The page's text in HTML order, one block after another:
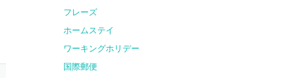
フレーズ
ホームステイ
ワーキングホリデー
国際郵便